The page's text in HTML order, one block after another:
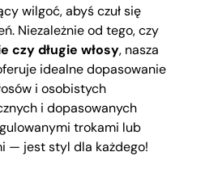
wilgoć, abyś czuł się
Niezależnie od tego, czy
czy długie włosy, nasza
idealne dopasowanie
i osobistych
i dopasowanych
trokami lub
— jest styl dla każdego!